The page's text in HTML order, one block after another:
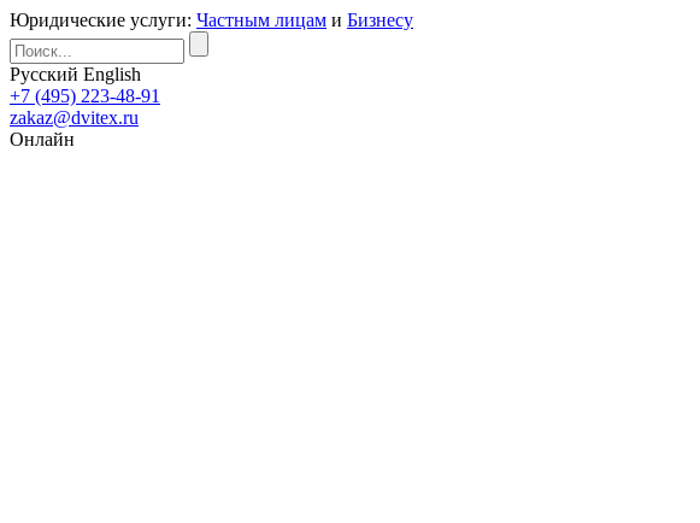
Юридические услуги: Частным лицам и Бизнесу
Русский English
+7 (495) 223-48-91
zakaz@dvitex.ru
Онлайн